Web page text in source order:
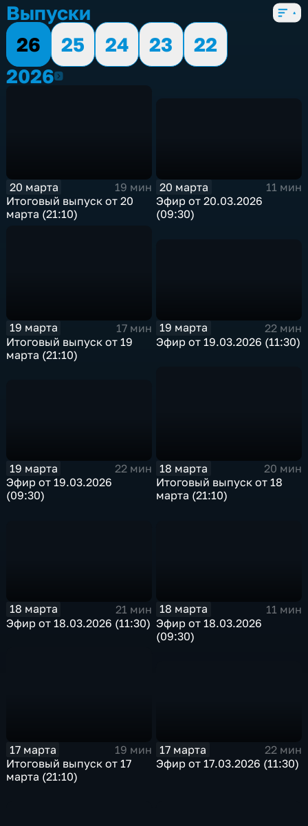
Выпуски
26
25 24 23
22
20262026
20 марта
19 мин
Итоговый выпуск от 20
марта (21:10)
20 марта
11 мин
Эфир от 20.03.2026
(09:30)
19 марта
17 мин
Итоговый выпуск от 19
марта (21:10)
19 марта
22 мин
Эфир от 19.03.2026 (11:30)
19 марта
22 мин
Эфир от 19.03.2026
(09:30)
18 марта
20 мин
Итоговый выпуск от 18
марта (21:10)
18 марта
21 мин
Эфир от 18.03.2026 (11:30)
18 марта
11 мин
Эфир от 18.03.2026
(09:30)
17 марта
19 мин
Итоговый выпуск от 17
марта (21:10)
17 марта
22 мин
Эфир от 17.03.2026 (11:30)